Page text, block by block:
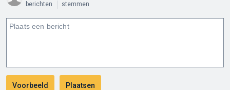
berichten stemmen